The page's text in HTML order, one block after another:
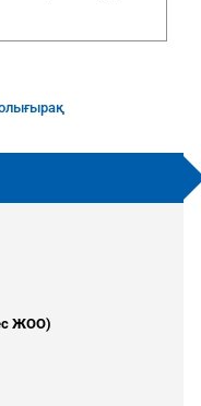
ЖОО)